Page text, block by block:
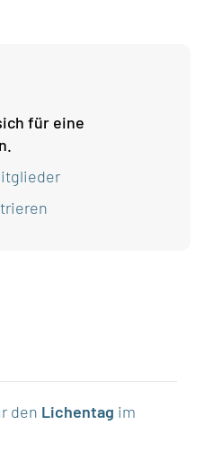
für eine
den Lichentag im